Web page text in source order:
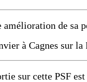
de sa
à Cagnes sur la
sur cette PSF